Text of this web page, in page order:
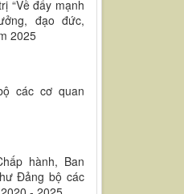
“Về đẩy mạnh
đạo đức,
2025
các cơ quan
hành, Ban
Đảng bộ các